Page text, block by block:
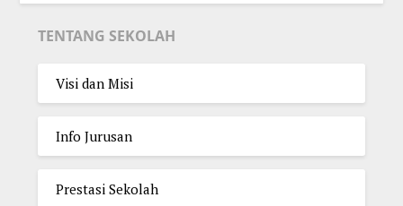
TENTANG SEKOLAH
Visi dan Misi
Info Jurusan
Prestasi Sekolah